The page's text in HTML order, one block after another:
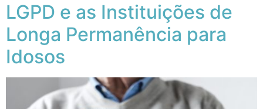
LGPD e as Instituições de
Longa Permanência para
Idosos